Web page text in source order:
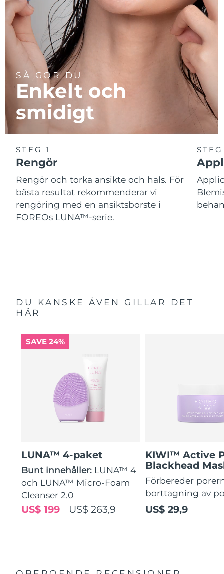
SÅ GÖR DU
Enkelt och
smidigt
STEG 1
Rengör
Rengör och torka ansikte och hals. För
bästa resultat rekommenderar vi
rengöring med en ansiktsborste i
FOREOs LUNA™-serie.
DU KANSKE ÄVEN GILLAR DET
HÄR
SAVE 24%
LUNA™ 4-paket
Bunt innehåller: LUNA™ 4
och LUNA™ Micro-Foam
Cleanser 2.0
US$ 263,9
US$ 199
KIWI™ Active
Blackhead
Förbereder
borttagning av
US$ 29,9